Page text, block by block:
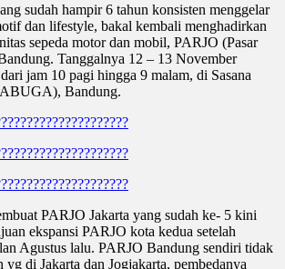
sudah hampir 6 tahun konsisten menggelar
dan lifestyle, bakal kembali menghadirkan
sepeda motor dan mobil, PARJO (Pasar
Tanggalnya 12 – 13 November
jam 10 pagi hingga 9 malam, di Sasana
Bandung.
PARJO Jakarta yang sudah ke- 5 kini
ekspansi PARJO kota kedua setelah
Agustus lalu. PARJO Bandung sendiri tidak
yg di Jakarta dan Jogjakarta, pembedanya